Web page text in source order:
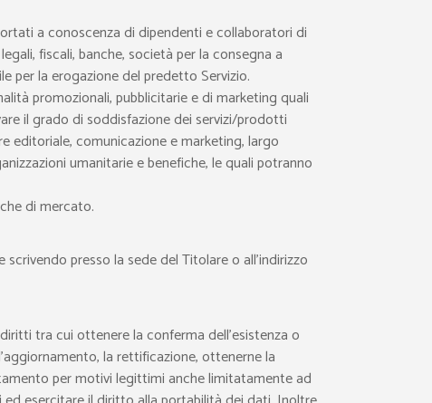
a conoscenza di dipendenti e collaboratori di
fiscali, banche, società per la consegna a
per la erogazione del predetto Servizio.
promozionali, pubblicitarie e di marketing quali
il grado di soddisfazione dei servizi/prodotti
editoriale, comunicazione e marketing, largo
umanitarie e benefiche, le quali potranno
di mercato.
presso la sede del Titolare o all’indirizzo
tra cui ottenere la conferma dell’esistenza o
la rettificazione, ottenerne la
per motivi legittimi anche limitatamente ad